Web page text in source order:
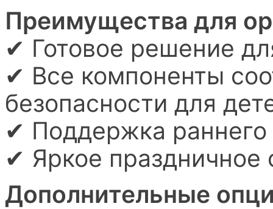
Преимущества для
✔ Готовое решение
✔ Все компоненты
безопасности для
✔ Поддержка раннего
✔ Яркое
Дополнительные